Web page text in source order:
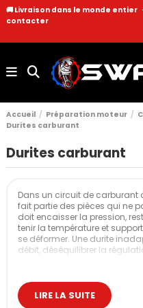
🚚 Livraison dans le monde entier
contacter
Accueil Préparation moteur
Durites carburant
Durites carburant
Dans un circuit de carburant
fait partie des pièces qui ne
doit encaisser la pression,
tenir la température et
se déformer. Une durite
débit, déséquilibrer la
la préparation moteur, le
permettent de construire des
LIRE LA SUITE